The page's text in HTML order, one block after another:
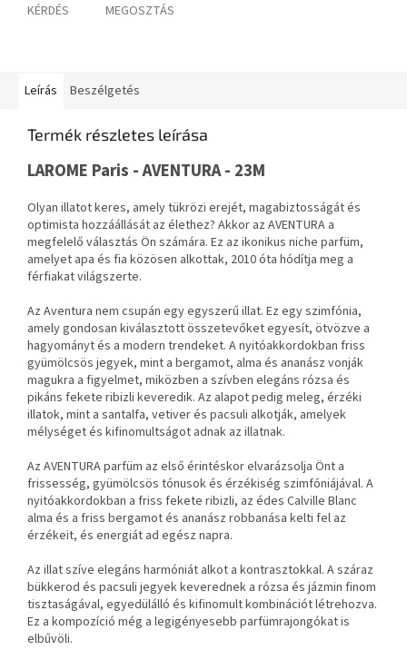
KÉRDÉS MEGOSZTÁS
Leírás Beszélgetés
Termék részletes leírása
LAROME Paris - AVENTURA - 23M
Olyan illatot keres, amely tükrözi erejét, magabiztosságát és
optimista hozzáállását az élethez? Akkor az AVENTURA a
megfelelő választás Ön számára. Ez az ikonikus niche parfüm,
amelyet apa és fia közösen alkottak, 2010 óta hódítja meg a
férfiakat világszerte.
Az Aventura nem csupán egy egyszerű illat. Ez egy szimfónia,
amely gondosan kiválasztott összetevőket egyesít, ötvözve a
hagyományt és a modern trendeket. A nyitóakkordokban friss
gyümölcsös jegyek, mint a bergamot, alma és ananász vonják
magukra a figyelmet, miközben a szívben elegáns rózsa és
pikáns fekete ribizli keveredik. Az alapot pedig meleg, érzéki
illatok, mint a santalfa, vetiver és pacsuli alkotják, amelyek
mélységet és kifinomultságot adnak az illatnak.
Az AVENTURA parfüm az első érintéskor elvarázsolja Önt a
frissesség, gyümölcsös tónusok és érzékiség szimfóniájával. A
nyitóakkordokban a friss fekete ribizli, az édes Calville Blanc
alma és a friss bergamot és ananász robbanása kelti fel az
érzékeit, és energiát ad egész napra.
Az illat szíve elegáns harmóniát alkot a kontrasztokkal. A száraz
bükkerod és pacsuli jegyek keverednek a rózsa és jázmin finom
tisztaságával, egyedülálló és kifinomult kombinációt létrehozva.
Ez a kompozíció még a legigényesebb parfümrajongókat is
elbűvöli.